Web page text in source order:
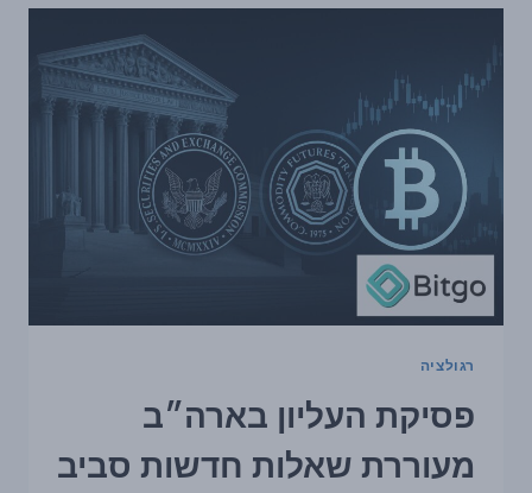
ומקרנות
זה
מעלה
שאלות
על
סיכון
בשוק
רגולציה
פסיקת העליון בארה״ב
מעוררת שאלות חדשות סביב